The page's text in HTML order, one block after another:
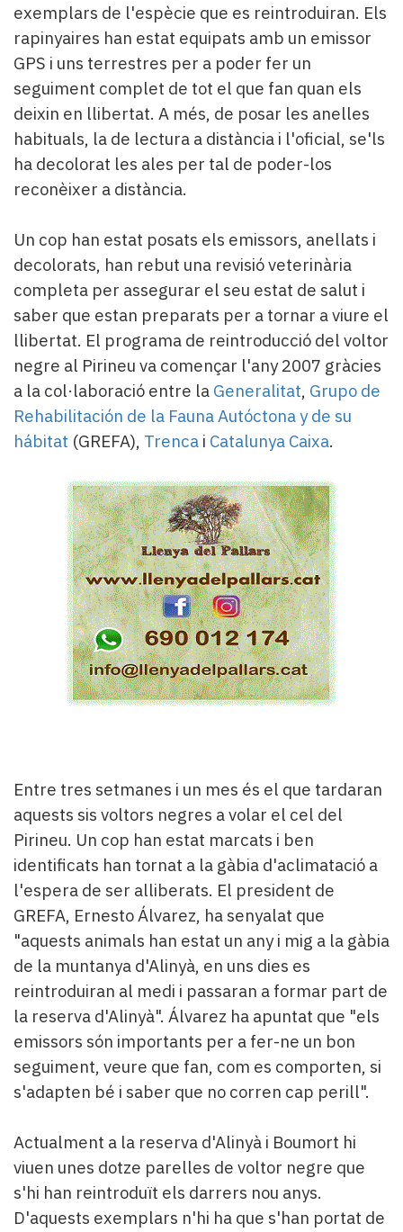
exemplars de l'espècie que es reintroduiran. Els
rapinyaires han estat equipats amb un emissor
GPS i uns terrestres per a poder fer un
seguiment complet de tot el que fan quan els
deixin en llibertat. A més, de posar les anelles
habituals, la de lectura a distància i l'oficial, se'ls
ha decolorat les ales per tal de poder-los
reconèixer a distància.
Un cop han estat posats els emissors, anellats i
decolorats, han rebut una revisió veterinària
completa per assegurar el seu estat de salut i
saber que estan preparats per a tornar a viure el
llibertat. El programa de reintroducció del voltor
negre al Pirineu va començar l'any 2007 gràcies
a la col·laboració entre la Generalitat, Grupo de
Rehabilitación de la Fauna Autóctona y de su
hábitat (GREFA), Trenca i Catalunya Caixa.
Entre tres setmanes i un mes és el que tardaran
aquests sis voltors negres a volar el cel del
Pirineu. Un cop han estat marcats i ben
identificats han tornat a la gàbia d'aclimatació a
l'espera de ser alliberats. El president de
GREFA, Ernesto Álvarez, ha senyalat que
"aquests animals han estat un any i mig a la gàbia
de la muntanya d'Alinyà, en uns dies es
reintroduiran al medi i passaran a formar part de
la reserva d'Alinyà". Álvarez ha apuntat que "els
emissors són importants per a fer-ne un bon
seguiment, veure que fan, com es comporten, si
s'adapten bé i saber que no corren cap perill".
Actualment a la reserva d'Alinyà i Boumort hi
viuen unes dotze parelles de voltor negre que
s'hi han reintroduït els darrers nou anys.
D'aquests exemplars n'hi ha que s'han portat de